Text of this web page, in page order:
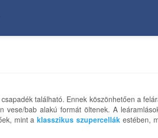
található. Ennek köszönhetően a
vese/bab alakú formát öltenek. A
mint aklasszikus szupercellák estében,